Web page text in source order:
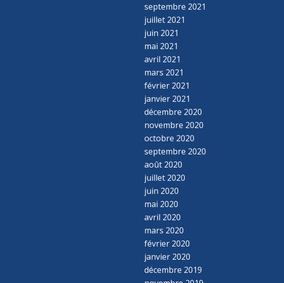
septembre 2021
juillet 2021
juin 2021
mai 2021
avril 2021
mars 2021
février 2021
janvier 2021
décembre 2020
novembre 2020
octobre 2020
septembre 2020
août 2020
juillet 2020
juin 2020
mai 2020
avril 2020
mars 2020
février 2020
janvier 2020
décembre 2019